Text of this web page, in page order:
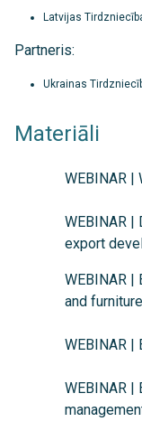
Latvijas
Partneris:
Ukrainas
Materiāli
WEBINAR |
WEBINAR
export
WEBINAR |
and
WEBINAR |
WEBINAR |